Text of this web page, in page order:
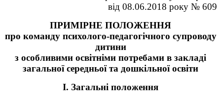
від 08.06.2018 року № 609
ПРИMIPHE ПОЛОЖЕННЯ
про команду психолого-педагогічного супроводу
дитини
з особливими освітніми потребами в закладі
загальної середньої та дошкільної освіти
І. Загальні положення